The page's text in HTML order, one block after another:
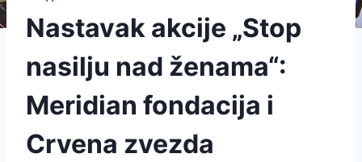
Nastavak akcije „Stop
nasilju nad ženama“:
Meridian fondacija i
Crvena zvezda